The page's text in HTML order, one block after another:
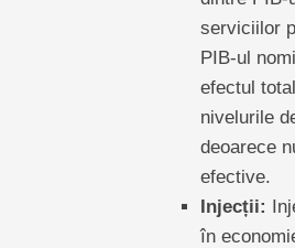
serviciilor
PIB-ul
efectul
nivelurile
deoarece
efective.
Injecții:
în